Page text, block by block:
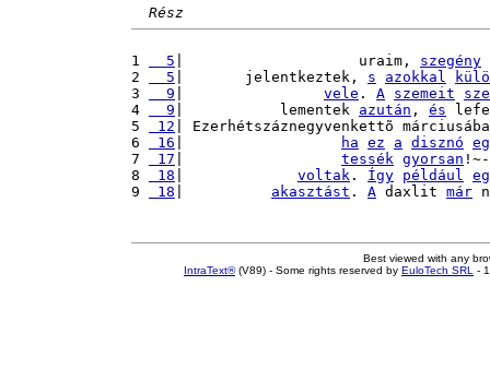
Rész
1
  5
|                    uraim, szegény
2
  5
|       jelentkeztek, s azokkal
3
  9
vele . A szemeit
4
  9
|           lementek azután , és
5
12 | Ezerhétszáznegyvenkettõ
6
16 ha ez a disznó
7
17 tessék gyorsan
8
18 voltak . Így például
9
18 akasztást . A daxlit már
Best viewed with any
IntraText®(V89) - Some rights reserved by EuloTech SRL -